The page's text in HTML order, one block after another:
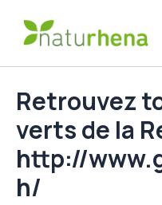
Retrouvez
verts de la
http://
h/